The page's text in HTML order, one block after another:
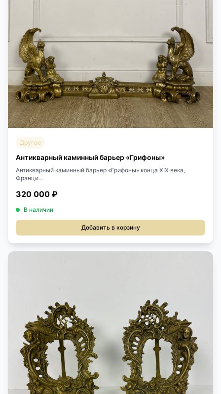
Другое
Антикварный каминный барьер «Грифоны»
Антикварный каминный барьер «Грифоны» конца XIX века,
Франци...
320 000 ₽
В наличии
Добавить в корзину